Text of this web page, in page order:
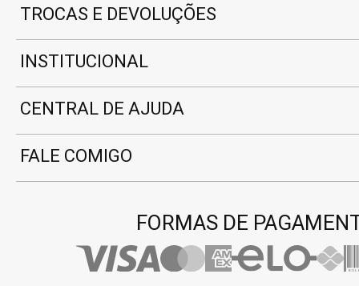
TROCAS E DEVOLUÇÕES
INSTITUCIONAL
CENTRAL DE AJUDA
FALE COMIGO
FORMAS DE